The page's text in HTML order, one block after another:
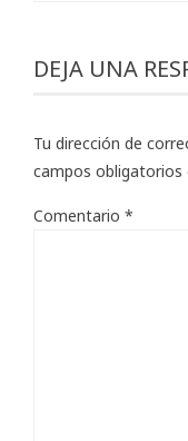
DEJA UNA
Tu dirección de
campos obligatorios
Comentario *